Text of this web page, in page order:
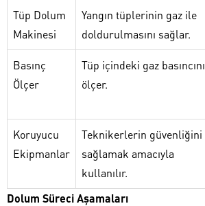
Tüp Dolum
Makinesi
Yangın tüplerinin gaz ile
doldurulmasını sağlar.
Basınç
Ölçer
Tüp içindeki gaz basıncını
ölçer.
Koruyucu
Ekipmanlar
Teknikerlerin güvenliğini
sağlamak amacıyla
kullanılır.
Dolum Süreci Aşamaları